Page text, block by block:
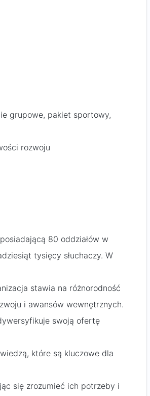
grupowe, pakiet sportowy,
rozwoju
80 oddziałów w
tysięcy słuchaczy. W
stawia na różnorodność
i awansów wewnętrznych.
swoją ofertę
które są kluczowe dla
się zrozumieć ich potrzeby i